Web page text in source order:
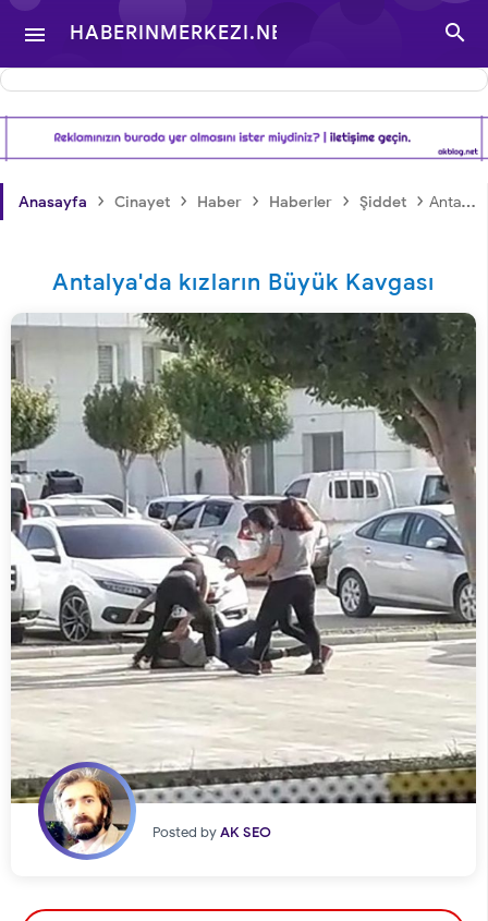
 HABERINMERKEZI.NET
- TÜRKIYE VE DÜNYA
GÜNDEMINDEN

Anasayfa › Cinayet › Haber › Haberler › Şiddet › Antalya'da kızların Büyük Kavgası
Antalya'da kızların Büyük Kavgası
Posted byAK SEO